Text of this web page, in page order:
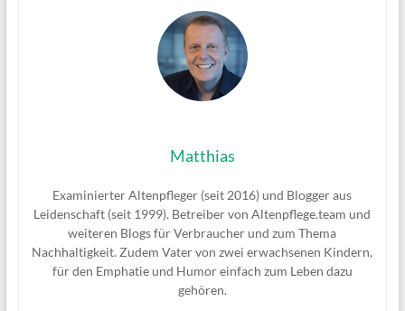
Matthias
Examinierter Altenpfleger (seit 2016) und Blogger aus
Leidenschaft (seit 1999). Betreiber von Altenpflege.team und
weiteren Blogs für Verbraucher und zum Thema
Nachhaltigkeit. Zudem Vater von zwei erwachsenen Kindern,
für den Emphatie und Humor einfach zum Leben dazu
gehören.